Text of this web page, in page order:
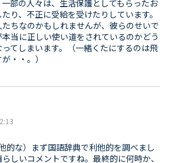
部の人々は、生活保護としてもらったお
り、不正に受給を受けたりしています。
ちなのかもしれませんが、彼らのせいで
当に正しい使い道をされているのかどう
てしまいます。（一緒くたにするのは飛
・・。）
な）まず国語辞典で利他的を調べまし
しいコメントですね。最終的に何時か、